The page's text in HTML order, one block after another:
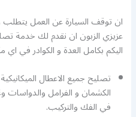
ان توقف السيارة عن العمل
عزيزي الزبون ان نقدم لك خدمة
اليكم بكامل العدة و الكوادر في
تصليح جميع الاعطال
الكشمان و الفرامل والدواسات
في الفك والتركيب.